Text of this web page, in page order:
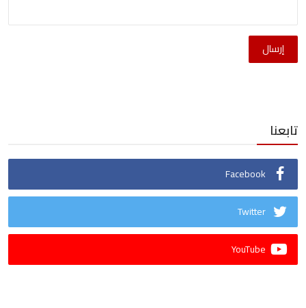
إرسال
تابعنا
Facebook
Twitter
YouTube